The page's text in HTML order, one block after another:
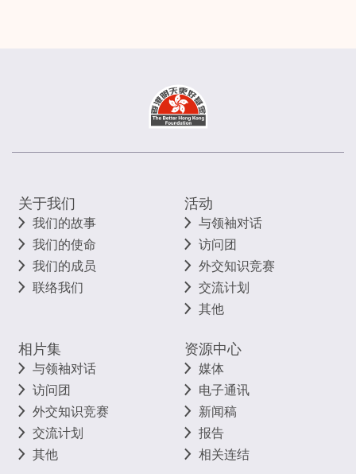
关于我们
我们的故事
我们的使命
我们的成员
联络我们
活动
与领袖对话
访问团
外交知识竞赛
交流计划
其他
相片集
与领袖对话
访问团
外交知识竞赛
交流计划
其他
资源中心
媒体
电子通讯
新闻稿
报告
相关连结